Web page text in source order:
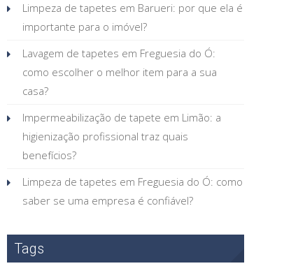
Limpeza de tapetes em Barueri: por que ela é
importante para o imóvel?
Lavagem de tapetes em Freguesia do Ó:
como escolher o melhor item para a sua
casa?
Impermeabilização de tapete em Limão: a
higienização profissional traz quais
benefícios?
Limpeza de tapetes em Freguesia do Ó: como
saber se uma empresa é confiável?
Tags